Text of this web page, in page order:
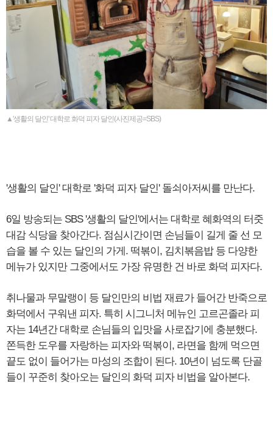
▲'생활의 달인' 대학로 화덕 피자 달인(사진제공=SBS)
'생활의 달인' 대학로 '화덕 피자 달인' 돌쇠아저씨를 만난다.
6일 방송되는 SBS '생활의 달인'에서는 대학로 혜화역의 터줏
대감 식당을 찾아간다. 점심시간이면 손님들이 길게 줄 선 모
습을 볼 수 있는 달인의 가게. 떡볶이, 김치볶음밥 등 다양한
메뉴가 있지만 그중에서도 가장 유명한 건 바로 화덕 피자다.
취나물과 무말랭이 등 달인만의 비법 재료가 들어간 반죽으로
화덕에서 구워낸 피자. 특히 시그니처 메뉴인 고르곤졸라 피
자는 14년간 대학로 손님들의 입맛을 사로잡기에 충분했다.
쫀득한 도우를 자랑하는 피자와 떡볶이, 라면을 함께 먹으면
끝도 없이 들어가는 마성의 조합이 된다. 10년이 넘도록 단골
들이 꾸준히 찾아오는 달인의 화덕 피자 비법을 알아본다.